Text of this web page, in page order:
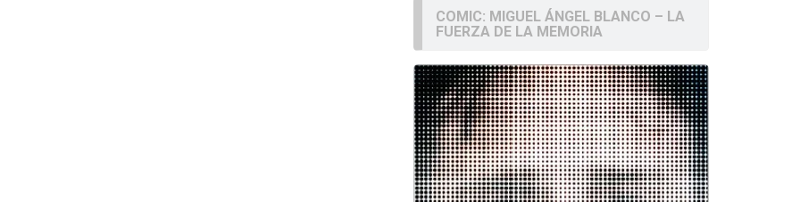
COMIC: MIGUEL ÁNGEL BLANCO – LA
FUERZA DE LA MEMORIA